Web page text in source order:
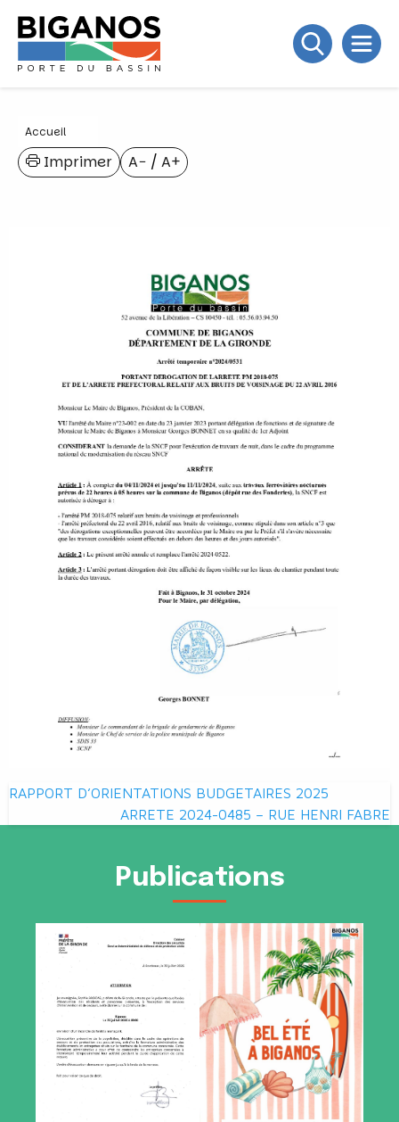
Accueil
A− / A+
Imprimer
Navigation
de
RAPPORT D’ORIENTATIONS BUDGETAIRES 2025
ARRETE 2024-0485 – RUE HENRI FABRE
Publications